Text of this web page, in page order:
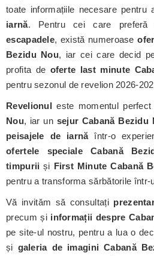
toate informațiile necesare
iarnă. Pentru cei care preferă
escapadele, există numeroase
Bezidu Nou, iar cei care decid
profita de oferte last minute
pentru sezonul de revelion 2026-
Revelionul este momentul
Nou, iar un sejur Cabană Bezidu
peisajele de iarnăîntr-o
ofertele speciale Cabană
timpurii și First Minute Cabană
pentru a transforma sărbătorile într-
Vă invităm să consultați
precum și informații despre
pe site-ul nostru, pentru a lua o
și galeria de imagini Cabană